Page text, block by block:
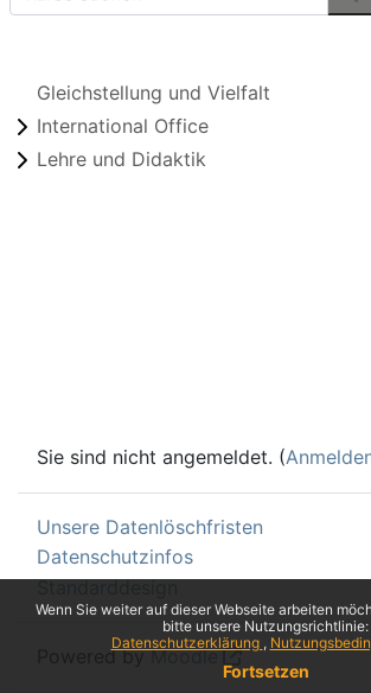
Wenn Sie weiter auf dieser Webseite arbeiten
bitte unsere Nutzungsrichtlinie:
Datenschutzerklärung
Fortsetzen
Gleichstellung und Vielfalt
International Office
Lehre und Didaktik
Sie sind nicht angemeldet. (
Unsere Datenlöschfristen
Datenschutzinfos
Standarddesign
Powered byMoodle